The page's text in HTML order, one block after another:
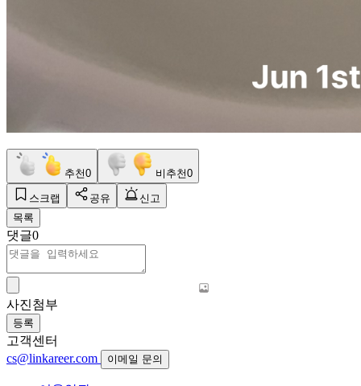
추천0 비추천0
스크랩 공유
신고
목록
댓글0
사진첨부
등록
고객센터
cs@linkareer.com
이메일 문의